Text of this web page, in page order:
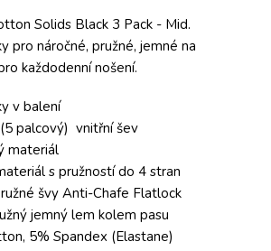
Solids Black 3 Pack - Mid.
pro náročné, pružné, jemné na
každodenní nošení.
v balení
palcový) vnitřní šev
materiál
s pružností do 4 stran
švy Anti-Chafe Flatlock
jemný lem kolem pasu
5% Spandex (Elastane)